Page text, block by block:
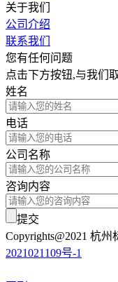
关于我们
公司介绍
联系我们
您有任何问题
点击下方按钮,与我们
姓名
电话
公司名称
咨询内容
提交
Copyrights@2021 杭
2021021109号-1